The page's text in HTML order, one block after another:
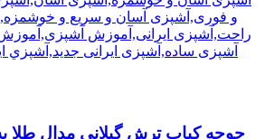
و فوری,آشپزی آسان و سریع و
راحت,آشپزی ایرانی,آموزش
آشپزی ساده,آشپزی ایرانی جدید,آشپزي
جوجه کباب ترش گیلانی مدال طلا